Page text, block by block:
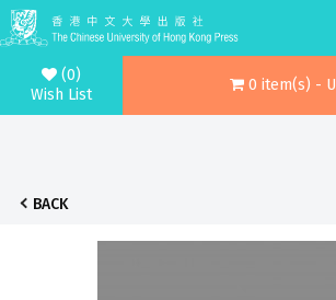
(0)
Wish List
0 item(s) -
BACK